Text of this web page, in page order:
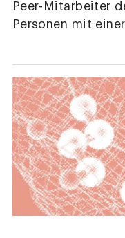
Peer-Mitarbeiter
Personen mit